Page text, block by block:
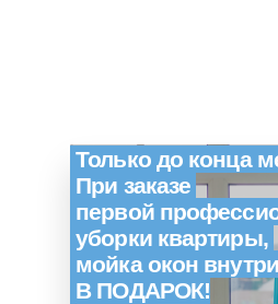
Только до конца
При заказе
первой
уборки квартиры,
мойка окон внутри
В ПОДАРОК!